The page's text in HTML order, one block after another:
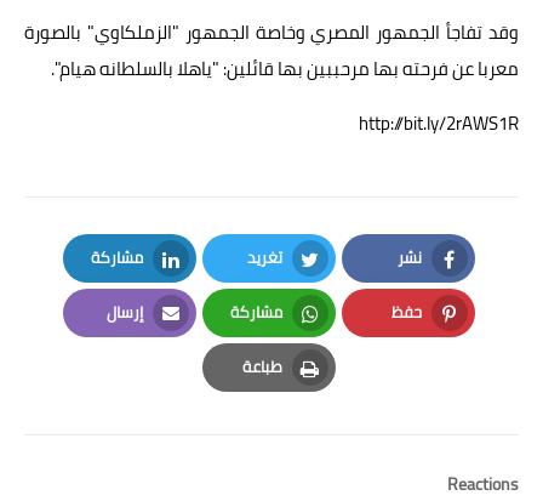
وقد تفاجأ الجمهور المصري وخاصة الجمهور "الزملكاوي" بالصورة
معربا عن فرحته بها مرحببين بها قائلين: "ياهلا بالسلطانه هيام".
http://bit.ly/2rAWS1R
نشر
Facebook
تغريد
Twitter
مشاركة
LinkedIn
حفظ
Pinterest
مشاركة
Whatsapp
إرسال
Email
طباعة
Print
Reactions